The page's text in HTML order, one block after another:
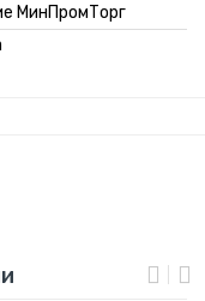
МинПромТорг